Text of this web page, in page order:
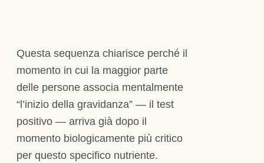
Questa sequenza chiarisce perché il
momento in cui la maggior parte
delle persone associa mentalmente
“l’inizio della gravidanza” — il test
positivo — arriva già dopo il
momento biologicamente più critico
per questo specifico nutriente.